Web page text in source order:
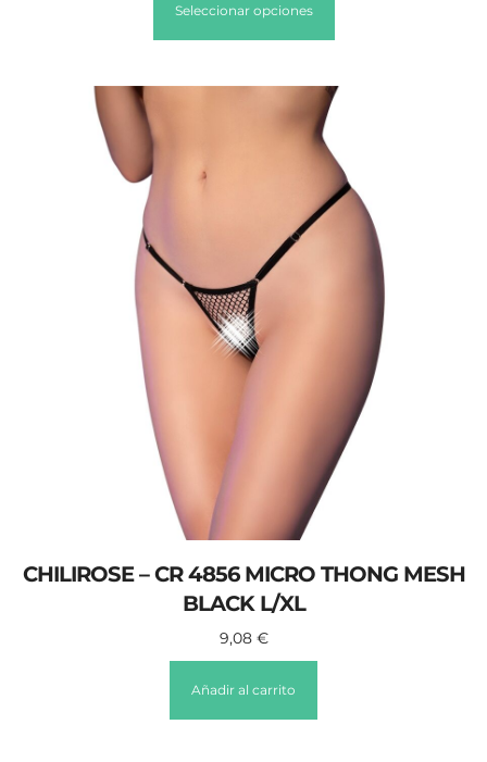
Seleccionar opciones
CHILIROSE – CR 4856 MICRO THONG MESH
BLACK L/XL
9,08 €
Añadir al carrito